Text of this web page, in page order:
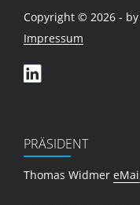
Copyright © 2026 - by
Impressum
PRÄSIDENT
Thomas Widmer